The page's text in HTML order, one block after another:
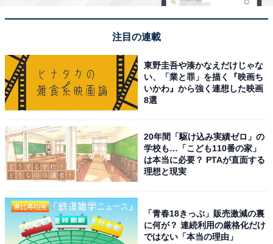
注目の連載
東野圭吾や湊かなえだけじゃな
い、「業と罪」を描く『映画ち
いかわ』から強く連想した映画
8選
20年間「駆け込み実績ゼロ」の
学校も…「こども110番の家」
は本当に必要？ PTAが直面する
理想と現実
「青春18きっぷ」販売激減の裏
に何が？ 連続利用の厳格化だけ
ではない「本当の理由」